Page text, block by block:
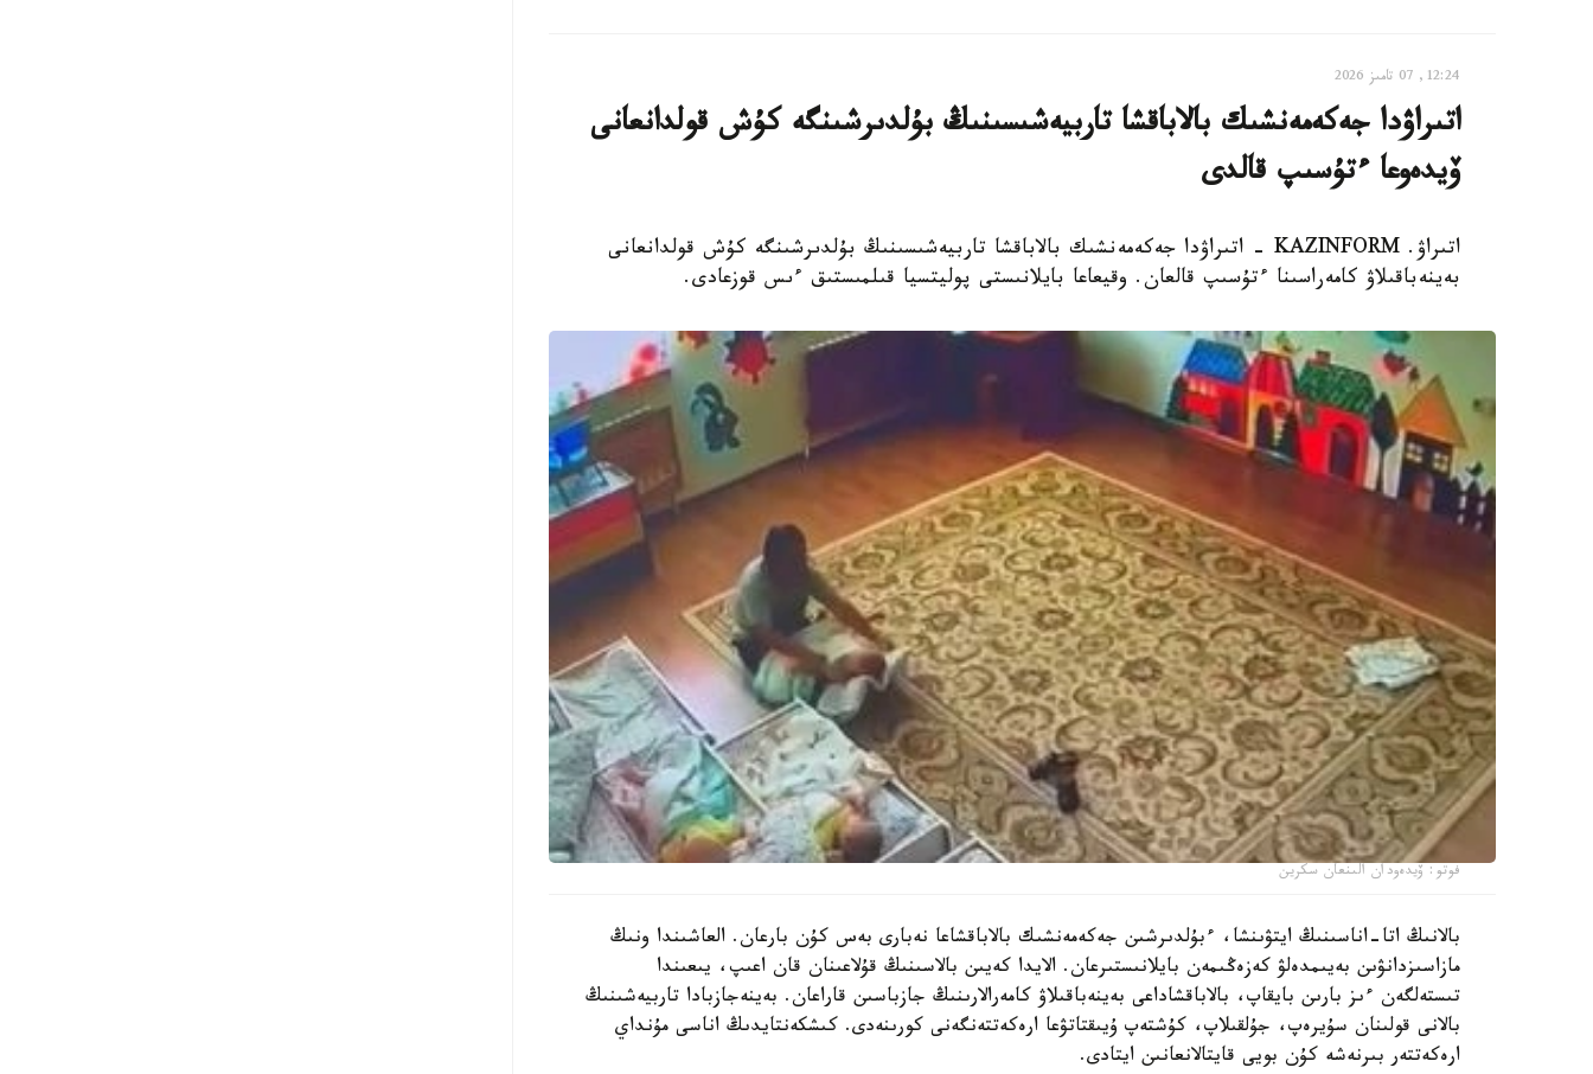
12:24, 07 تامىز 2026
اتىراۋدا جەكەمەنشىك بالاباقشا تاربيەشىسىنىڭ بۇلدىرشىنگە كۇش قولدانعانى
ۆيدەوعا ءتۇسىپ قالدى
اتىراۋ. KAZINFORM - اتىراۋدا جەكەمەنشىك بالاباقشا تاربيەشىسىنىڭ بۇلدىرشىنگە كۇش قولدانعانى
بەينەباقىلاۋ كامەراسىنا ءتۇسىپ قالعان. وقيعاعا بايلانىستى پوليتسيا قىلمىستىق ءىس قوزعادى.
فوتو: ۆيدەودان الىنعان سكرين
بالانىڭ اتا-اناسىنىڭ ايتۋىنشا، ءبۇلدىرشىن جەكەمەنشىك بالاباقشاعا نەبارى بەس كۇن بارعان. العاشىندا ونىڭ
مازاسىزدانۋىن بەيىمدەلۋ كەزەڭىمەن بايلانىستىرعان. الايدا كەيىن بالاسىنىڭ قۇلاعىنان قان اعىپ، يىعىندا
تىستەلگەن ءىز بارىن بايقاپ، بالاباقشاداعى بەينەباقىلاۋ كامەرالارىنىڭ جازباسىن قاراعان. بەينەجازبادا تاربيەشىنىڭ
بالانى قولىنان سۇيرەپ، جۇلقىلاپ، كۇشتەپ ۇيىقتاتۋعا ارەكەتتەنگەنى كورىنەدى. كىشكەنتايدىڭ اناسى مۇنداي
ارەكەتتەر بىرنەشە كۇن بويى قايتالانعانىن ايتادى.